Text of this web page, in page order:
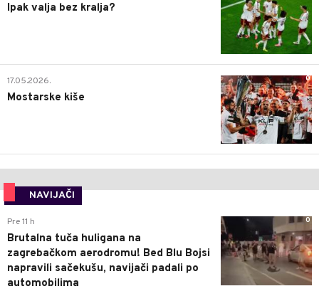
Ipak valja bez kralja?
0
17.05.2026.
Mostarske kiše
NAVIJAČI
0
Pre 11 h
Brutalna tuča huligana na
zagrebačkom aerodromu! Bed Blu Bojsi
napravili sačekušu, navijači padali po
automobilima